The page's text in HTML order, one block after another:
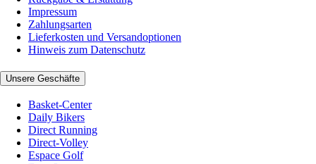
Impressum
Zahlungsarten
Lieferkosten und Versandoptionen
Hinweis zum Datenschutz
Unsere Geschäfte
Basket-Center
Daily Bikers
Direct Running
Direct-Volley
Espace Golf